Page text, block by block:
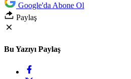
Google'da Abone Ol
Paylaş
Bu Yazıyı Paylaş